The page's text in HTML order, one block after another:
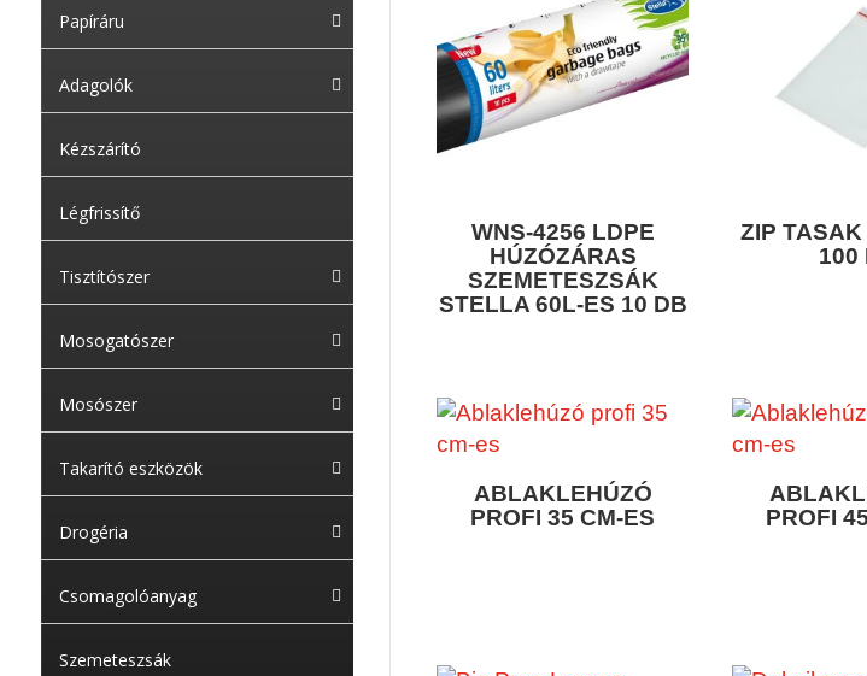
Papíráru
Adagolók
Kézszárító
Légfrissítő
Tisztítószer
Mosogatószer
Mosószer
Takarító eszközök
Drogéria
Csomagolóanyag
Szemeteszsák
WNS-4256 LDPE
HÚZÓZÁRAS
SZEMETESZSÁK
STELLA 60L-ES 10 DB
ZIP
100
ABLAKLEHÚZÓ
PROFI 35 CM-ES
PROFI